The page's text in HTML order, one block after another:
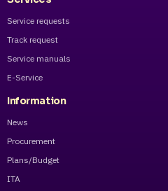
Service requests
Track request
Service manuals
E-Service
Information
News
Procurement
Plans/Budget
ITA